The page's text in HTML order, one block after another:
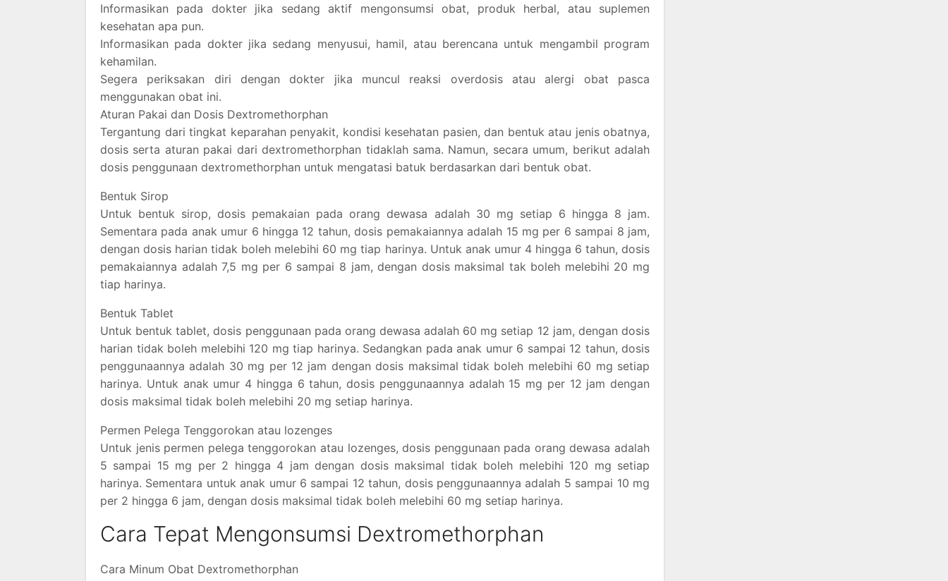
Informasikan pada dokter jika sedang aktif mengonsumsi obat, produk herbal, atau suplemen
kesehatan apa pun.
Informasikan pada dokter jika sedang menyusui, hamil, atau berencana untuk mengambil program
kehamilan.
Segera periksakan diri dengan dokter jika muncul reaksi overdosis atau alergi obat pasca
menggunakan obat ini.
Aturan Pakai dan Dosis Dextromethorphan
Tergantung dari tingkat keparahan penyakit, kondisi kesehatan pasien, dan bentuk atau jenis obatnya,
dosis serta aturan pakai dari dextromethorphan tidaklah sama. Namun, secara umum, berikut adalah
dosis penggunaan dextromethorphan untuk mengatasi batuk berdasarkan dari bentuk obat.
Bentuk Sirop
Untuk bentuk sirop, dosis pemakaian pada orang dewasa adalah 30 mg setiap 6 hingga 8 jam.
Sementara pada anak umur 6 hingga 12 tahun, dosis pemakaiannya adalah 15 mg per 6 sampai 8 jam,
dengan dosis harian tidak boleh melebihi 60 mg tiap harinya. Untuk anak umur 4 hingga 6 tahun, dosis
pemakaiannya adalah 7,5 mg per 6 sampai 8 jam, dengan dosis maksimal tak boleh melebihi 20 mg
tiap harinya.
Bentuk Tablet
Untuk bentuk tablet, dosis penggunaan pada orang dewasa adalah 60 mg setiap 12 jam, dengan dosis
harian tidak boleh melebihi 120 mg tiap harinya. Sedangkan pada anak umur 6 sampai 12 tahun, dosis
penggunaannya adalah 30 mg per 12 jam dengan dosis maksimal tidak boleh melebihi 60 mg setiap
harinya. Untuk anak umur 4 hingga 6 tahun, dosis penggunaannya adalah 15 mg per 12 jam dengan
dosis maksimal tidak boleh melebihi 20 mg setiap harinya.
Permen Pelega Tenggorokan atau lozenges
Untuk jenis permen pelega tenggorokan atau lozenges, dosis penggunaan pada orang dewasa adalah
5 sampai 15 mg per 2 hingga 4 jam dengan dosis maksimal tidak boleh melebihi 120 mg setiap
harinya. Sementara untuk anak umur 6 sampai 12 tahun, dosis penggunaannya adalah 5 sampai 10 mg
per 2 hingga 6 jam, dengan dosis maksimal tidak boleh melebihi 60 mg setiap harinya.
Cara Tepat Mengonsumsi Dextromethorphan
Cara Minum Obat Dextromethorphan